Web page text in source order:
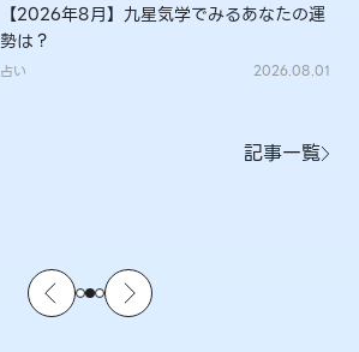
【2026年8月】九星気学でみるあなたの運
勢は？
占い 2026.08.01
記事一覧